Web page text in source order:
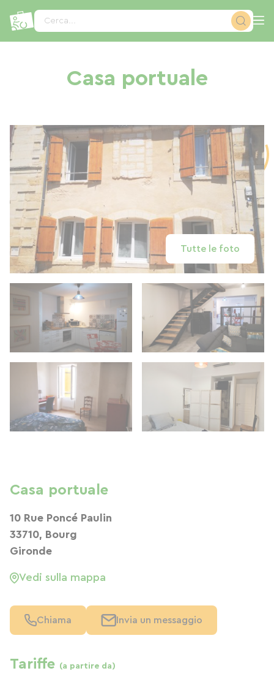
Cerca...
Casa portuale
Tutte le foto
Casa portuale
10 Rue Poncé Paulin
33710, Bourg
Gironde
Vedi sulla mappa
Chiama Invia un messaggio
Tariffe (a partire da)
Pannello di gestione dei cookies